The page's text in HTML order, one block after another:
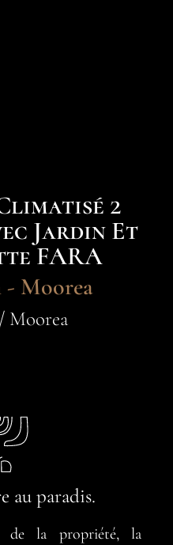
2
Jardin Et
FARA
Moorea
Moorea
au paradis.
de la propriété, la